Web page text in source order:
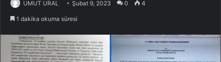
UMUT URAL Şubat 9, 2023 0 4
1 dakika okuma süresi